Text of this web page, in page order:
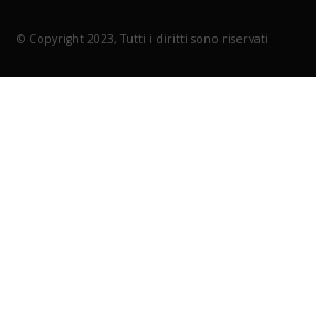
© Copyright 2023, Tutti i diritti sono riservati